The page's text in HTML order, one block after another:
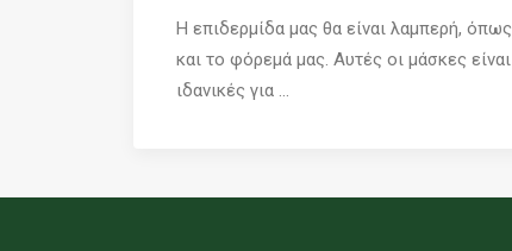
Η επιδερμίδα μας θα είναι λαμπερή, όπως
και το φόρεμά μας. Αυτές οι μάσκες είναι
ιδανικές για ...